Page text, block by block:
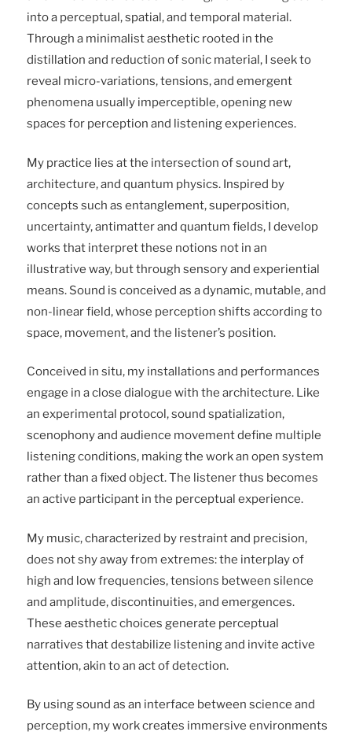
into a perceptual, spatial, and temporal material.
Through a minimalist aesthetic rooted in the
distillation and reduction of sonic material, I seek to
reveal micro-variations, tensions, and emergent
phenomena usually imperceptible, opening new
spaces for perception and listening experiences.
My practice lies at the intersection of sound art,
architecture, and quantum physics. Inspired by
concepts such as entanglement, superposition,
uncertainty, antimatter and quantum fields, I develop
works that interpret these notions not in an
illustrative way, but through sensory and experiential
means. Sound is conceived as a dynamic, mutable, and
non-linear field, whose perception shifts according to
space, movement, and the listener’s position.
Conceived in situ, my installations and performances
engage in a close dialogue with the architecture. Like
an experimental protocol, sound spatialization,
scenophony and audience movement define multiple
listening conditions, making the work an open system
rather than a fixed object. The listener thus becomes
an active participant in the perceptual experience.
My music, characterized by restraint and precision,
does not shy away from extremes: the interplay of
high and low frequencies, tensions between silence
and amplitude, discontinuities, and emergences.
These aesthetic choices generate perceptual
narratives that destabilize listening and invite active
attention, akin to an act of detection.
By using sound as an interface between science and
perception, my work creates immersive environments